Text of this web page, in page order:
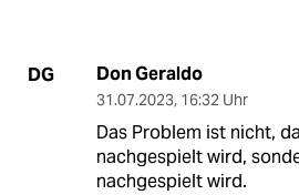
DG Don Geraldo
31.07.2023, 16:32 Uhr
Das Problem ist nicht,
nachgespielt wird,
nachgespielt wird.